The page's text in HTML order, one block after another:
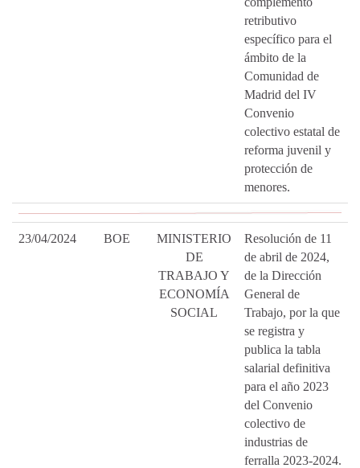
retributivo
específico para el
ámbito de la
Comunidad de
Madrid del IV
Convenio
colectivo estatal de
reforma juvenil y
protección de
menores.
23/04/2024 BOE
MINISTERIO
DE
TRABAJO Y
ECONOMÍA
SOCIAL
Resolución de 11
de abril de 2024,
de la Dirección
General de
Trabajo, por la que
se registra y
publica la tabla
salarial definitiva
para el año 2023
del Convenio
colectivo de
industrias de
ferralla 2023-2024.